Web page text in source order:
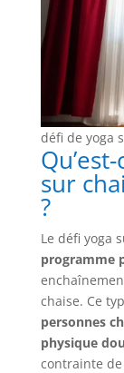
défi de yoga
sur
?
Le défi yoga
programme
chaise. Ce
personnes
physique
contrainte de